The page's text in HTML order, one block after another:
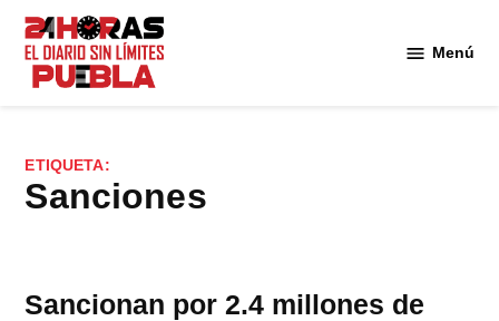
Saltar
contenido
Menú
ETIQUETA:
sanciones
Sancionan por 2.4 millones de